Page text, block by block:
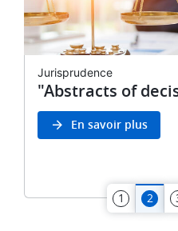
Jurisprudence
"Abstracts of
En savoir plus
1 2